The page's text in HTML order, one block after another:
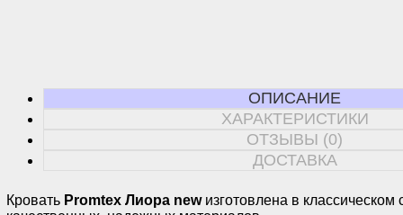
ОПИСАНИЕ
ХАРАКТЕРИСТИКИ
ОТЗЫВЫ (0)
ДОСТАВКА
Кровать Promtex Лиора newизготовлена в классическом